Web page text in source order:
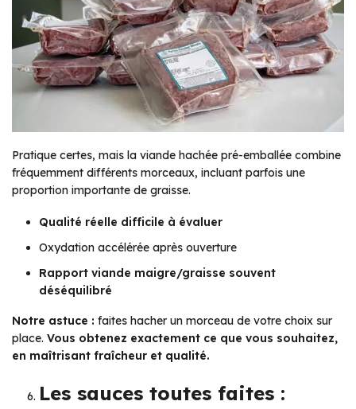
Pratique certes, mais la viande hachée pré-emballée combine
fréquemment différents morceaux, incluant parfois une
proportion importante de graisse.
Qualité réelle difficile à évaluer
Oxydation accélérée après ouverture
Rapport viande maigre/graisse souvent
déséquilibré
Notre astuce : faites hacher un morceau de votre choix sur
place. Vous obtenez exactement ce que vous souhaitez,
en maîtrisant fraîcheur et qualité.
Les sauces toutes faites :